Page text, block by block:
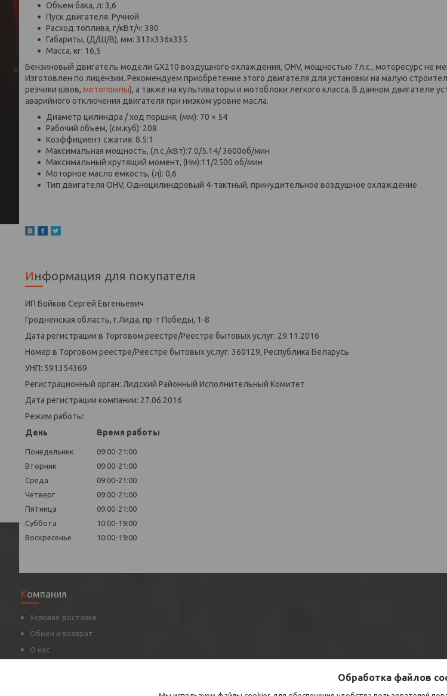
Объем бака, л: 3,6
Пуск двигателя: Ручной
Расход топлива, г/кВт/ч: 390
Габариты, (Д/Ш/В), мм: 313x336x335
Масса, кг: 16,5
Бензиновый двигатель модели GX210 воздушного охлаждения, OHV, мощностью 7л.с., моторесурс не
Изготовлен по лицензии. Рекомендуем приобретение этого двигателя для установки на малую
резчики швов, мотопомпы), а также на культиваторы и мотоблоки легкого класса. В данном двигателе
аварийного отключения двигателя при низком уровне масла.
Диаметр цилиндра / ход поршня, (мм): 70 × 54
Рабочий объем, (см.куб): 208
Коэффициент сжатия: 8.5:1
Максимальная мощность, (л.с./кВт):7.0/5.14/ 3600об/мин
Максимальный крутящий момент, (Нм):11/2500 об/мин
Моторное масло емкость, (л): 0,6
Тип двигателя OHV, Одноцилиндровый 4-тактный, принудительное воздушное охлаждение
Информация для покупателя
ИП Бойков Сергей Евгеньевич
Гродненская область, г.Лида, пр-т Победы, 1-8
Дата регистрации в Торговом реестре/Реестре бытовых услуг: 29.11.2016
Номер в Торговом реестре/Реестре бытовых услуг: 360129, Республика Беларусь
УНП: 591354369
Регистрационный орган: Лидский Районный Исполнительный Комитет
Дата регистрации компании: 27.06.2016
Режим работы:
День
Время работы
Понедельник
09:00-21:00
Вторник
09:00-21:00
Среда
09:00-21:00
Четверг
09:00-21:00
Пятница
09:00-21:00
Суббота
10:00-19:00
Воскресенье
10:00-19:00
Компания
Условия доставки
Обмен и возврат
О нас
Обработка файлов